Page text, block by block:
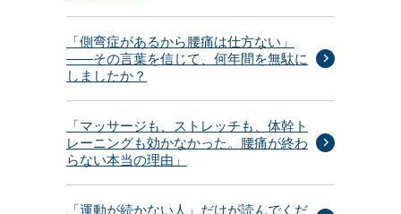
「側弯症があるから腰痛は仕方ない」
——その言葉を信じて、何年間を無駄に
しましたか？
「マッサージも、ストレッチも、体幹ト
レーニングも効かなかった。腰痛が終わ
らない本当の理由」
「運動が続かない人」だけが読んでくだ